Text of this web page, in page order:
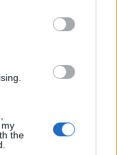
the